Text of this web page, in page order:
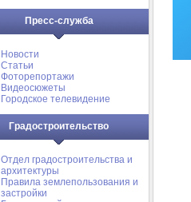
Пресс-служба
Новости
Статьи
Фоторепортажи
Видеосюжеты
Городское телевидение
Градостроительство
Отдел градостроительства и
архитектуры
Правила землепользования и
застройки